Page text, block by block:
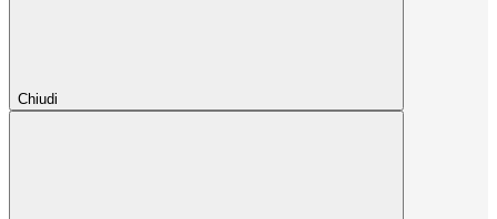
Chiudi